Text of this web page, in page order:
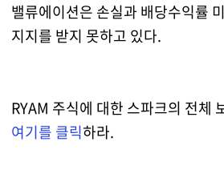
밸류에이션은 손실과 배당수익률
지지를 받지 못하고 있다.
RYAM 주식에 대한 스파크의 전체
여기를 클릭하라.